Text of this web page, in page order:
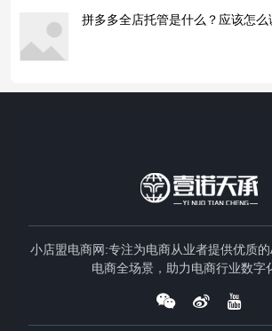
拼多多全店托管是什么？应该怎么
小店盟电商网:专注为电商从业者提供优质
电商全场景，助力电商行业数字